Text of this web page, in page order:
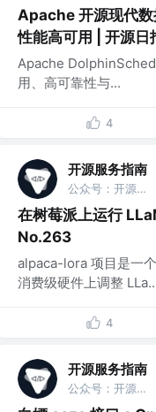
Apache 开源现代数
性能高可用 | 开源
Apache
用、高可靠性与...
4
开源服务指南
公众号：开源服务指南
在树莓派上运行
No.263
alpaca-lora 项目是一
消费级硬件上调整
4
开源服务指南
公众号：开源服务指南